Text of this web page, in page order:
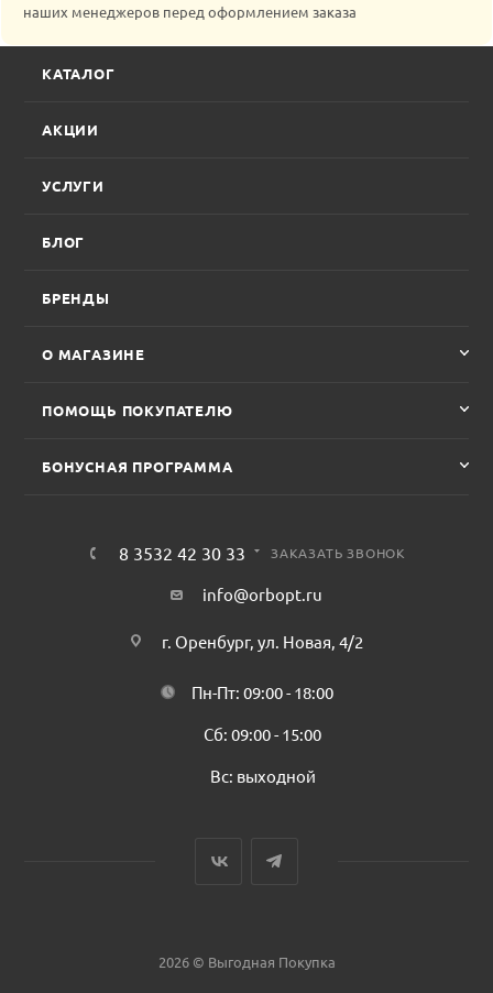
наших менеджеров перед оформлением заказа
КАТАЛОГ
АКЦИИ
УСЛУГИ
БЛОГ
БРЕНДЫ
О МАГАЗИНЕ
ПОМОЩЬ ПОКУПАТЕЛЮ
БОНУСНАЯ ПРОГРАММА
8 3532 42 30 33 ЗАКАЗАТЬ ЗВОНОК
info@orbopt.ru
г. Оренбург, ул. Новая, 4/2
Пн-Пт: 09:00 - 18:00
Сб: 09:00 - 15:00
Вс: выходной
2026 © Выгодная Покупка